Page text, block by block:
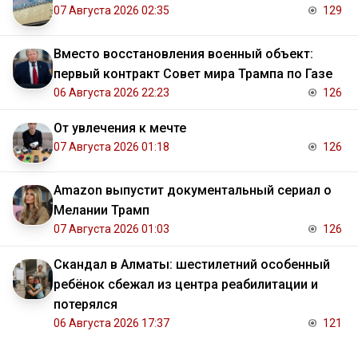
07 Августа 2026 02:35 129
Вместо восстановления военный объект:
первый контракт Совет мира Трампа по Газе
06 Августа 2026 22:23 126
От увлечения к мечте
07 Августа 2026 01:18 126
Amazon выпустит документальный сериал о
Мелании Трамп
07 Августа 2026 01:03 126
Скандал в Алматы: шестилетний особенный
ребёнок сбежал из центра реабилитации и
потерялся
06 Августа 2026 17:37 121